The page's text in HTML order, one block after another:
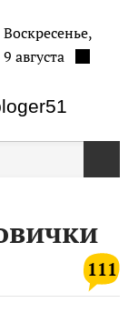
Воскресенье,
9 августа
111